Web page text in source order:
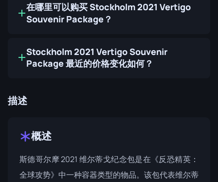
在哪里可以购买 Stockholm 2021 Vertigo
Souvenir Package？
Stockholm 2021 Vertigo Souvenir
Package 最近的价格变化如何？
描述
概述
斯德哥尔摩 2021 维尔蒂戈纪念包是在《反恐精英：
全球攻势》中一种容器类型的物品。该包代表维尔蒂